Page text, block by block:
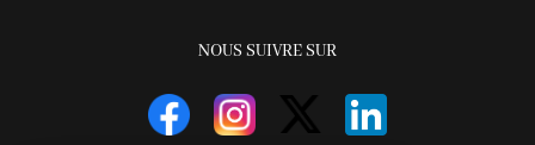
NOUS SUIVRE SUR